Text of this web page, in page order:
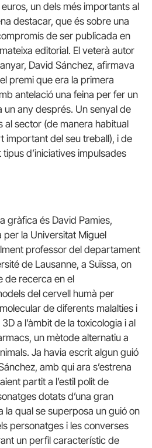
un dels més importants al
destacar, que és sobre una
de ser publicada en
editorial. El veterà autor
David Sánchez, afirmava
premi que era la primera
antelació una feina per fer un
un any després. Un senyal de
al sector (de manera habitual
important del seu treball), i de
d’iniciatives impulsades
gràfica és David Pamies,
la Universitat Miguel
professor del departament
de Lausanne, a Suïssa, on
de recerca en el
del cervell humà per
de diferents malalties i
a l’àmbit de la toxicologia i al
un mètode alternatiu a
Ja havia escrit algun guió
amb qui ara s’estrena
partit a l’estil polit de
dotats d’una gran
la qual se superposa un guió on
personatges i les converses
un perfil característic de